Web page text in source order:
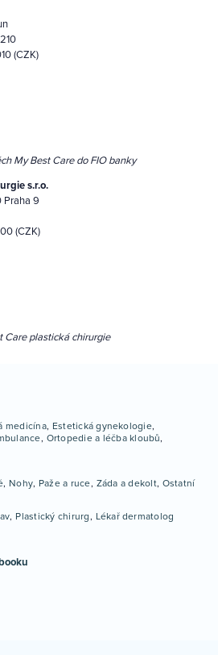
(CZK)
My Best Care do FIO banky
s.r.o.
Praha 9
(CZK)
Care plastická chirurgie
medicína Estetická gynekologie
Ortopedie a léčba kloubů
Nohy Paže a ruce Záda a dekolt Ostatní
Plastický chirurg Lékař dermatolog